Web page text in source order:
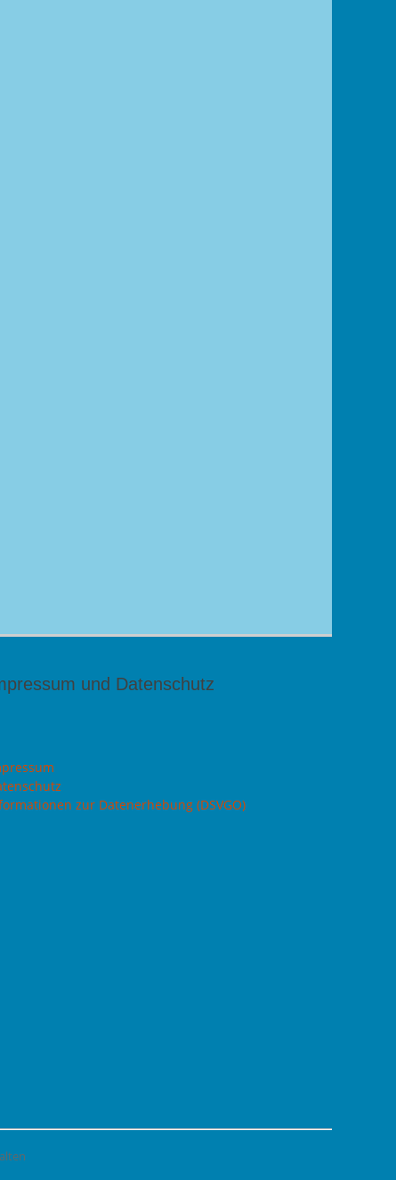
und Datenschutz
zur Datenerhebung (DSVGO)